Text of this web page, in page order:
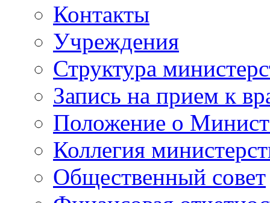
Контакты
Учреждения
Структура
Запись на прием к
Положение о
Коллегия
Общественный совет